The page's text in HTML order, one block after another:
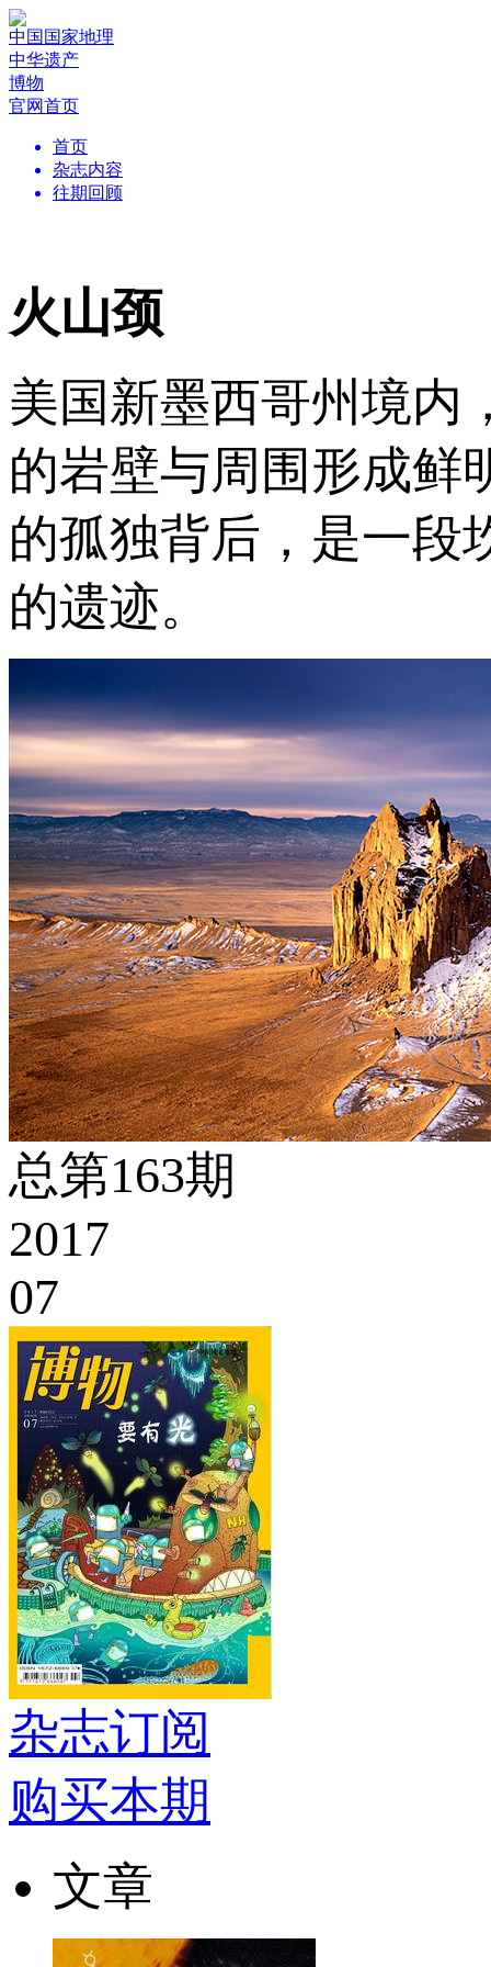
中国国家地理
中华遗产
博物
官网首页
首页
杂志内容
往期回顾
火山颈
美国新墨西哥州境内
的岩壁与周围形成鲜
的孤独背后，是一
的遗迹。
总第163期
2017
07
杂志订阅
购买本期
文章